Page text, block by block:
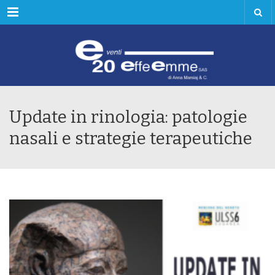
Menu
Update in rinologia: patologie
nasali e strategie terapeutiche